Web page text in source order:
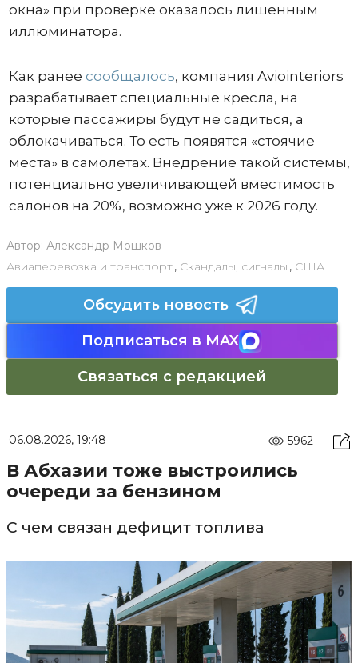
окна» при проверке оказалось лишенным
иллюминатора.
Как ранее сообщалось, компания Aviointeriors
разрабатывает специальные кресла, на
которые пассажиры будут не садиться, а
облокачиваться. То есть появятся «стоячие
места» в самолетах. Внедрение такой системы,
потенциально увеличивающей вместимость
салонов на 20%, возможно уже к 2026 году.
Автор: Александр Мошков
Авиаперевозка и транспорт, Скандалы, сигналы , США
Обсудить новость
Подписаться в MAX
Связаться с редакцией
06.08.2026, 19:48 5962
В Абхазии тоже выстроились
очереди за бензином
С чем связан дефицит топлива